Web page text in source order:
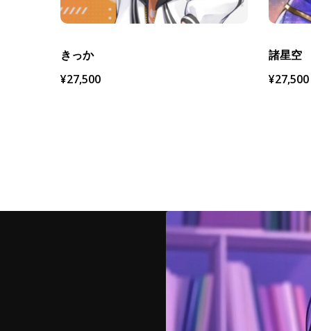
きっか
¥27,500
諸星空
¥27,500